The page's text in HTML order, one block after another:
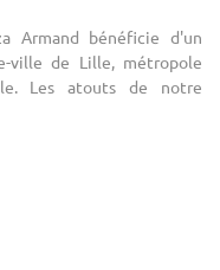
Armand bénéficie d'un
ville de Lille, métropole
Les atouts de notre